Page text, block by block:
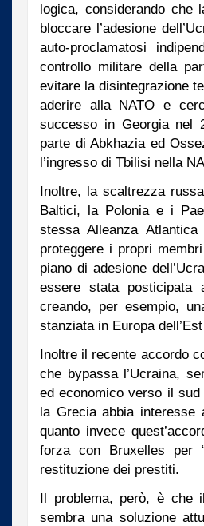
logica, considerando che
bloccare l’adesione
auto-proclamatosi
controllo militare della
evitare la disintegrazione
aderire alla NATO e
successo in Georgia nel
parte di Abkhazia ed
l’ingresso di Tbilisi nella
Inoltre, la scaltrezza
Baltici, la Polonia e i
stessa Alleanza
proteggere i propri
piano di adesione
essere stata
creando, per esempio,
stanziata in Europa
Inoltre il recente accordo
che bypassa l’Ucraina,
ed economico verso il
la Grecia abbia
quanto invece
forza con Bruxelles per
restituzione dei prestiti.
Il problema, però, è che
sembra una soluzione